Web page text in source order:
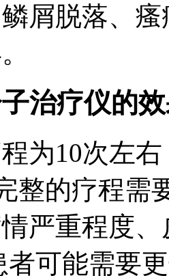
屑脱落、
治疗仪的
为10次左
整的疗程需
严重程度
者可能需要